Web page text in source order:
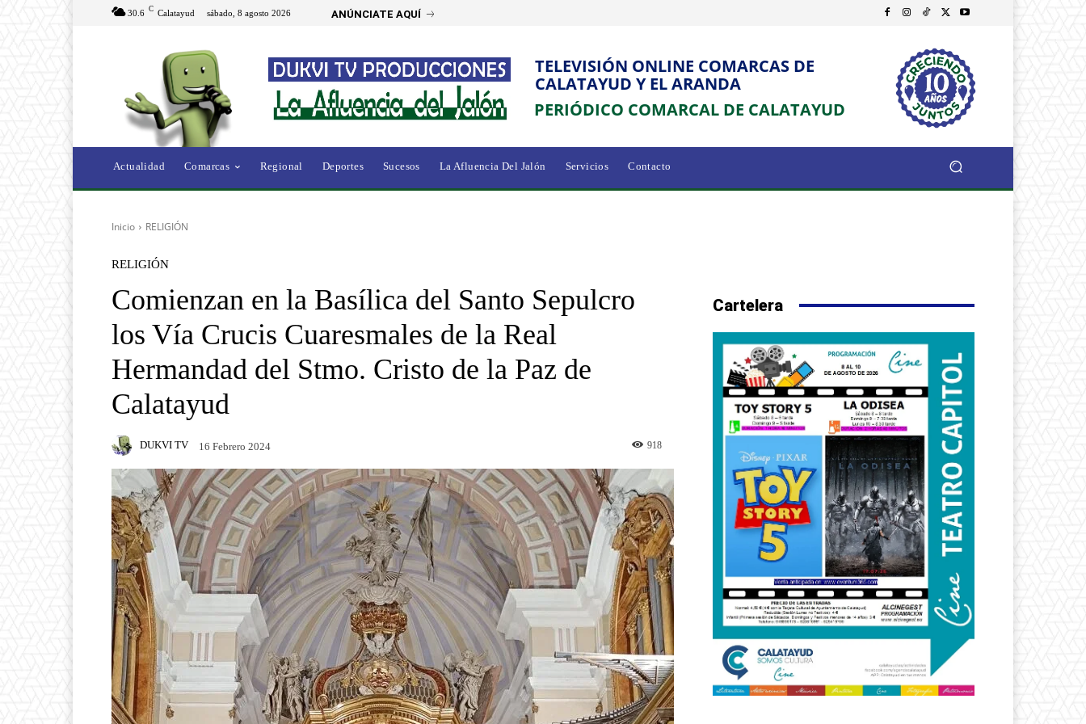
30.6 C Calatayud sábado, 8 agosto 2026 ANÚNCIATE AQUÍ
TELEVISIÓN ONLINE COMARCAS DE
CALATAYUD Y EL ARANDA
PERIÓDICO COMARCAL DE CALATAYUD
Actualidad Comarcas Regional Deportes Sucesos La Afluencia Del Jalón Servicios Contacto
Inicio RELIGIÓN
RELIGIÓN
Comienzan en la Basílica del Santo Sepulcro
los Vía Crucis Cuaresmales de la Real
Hermandad del Stmo. Cristo de la Paz de
Calatayud
DUKVI TV 16 Febrero 2024 918
Cartelera